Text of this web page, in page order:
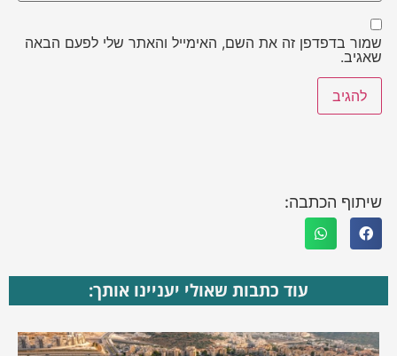
שמור בדפדפן זה את השם, האימייל והאתר שלי לפעם הבאה
שאגיב.
שיתוף הכתבה:
עוד כתבות שאולי יעניינו אותך: